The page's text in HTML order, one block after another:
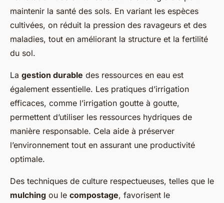
maintenir la santé des sols. En variant les espèces
cultivées, on réduit la pression des ravageurs et des
maladies, tout en améliorant la structure et la fertilité
du sol.
La gestion durable des ressources en eau est
également essentielle. Les pratiques d’irrigation
efficaces, comme l’irrigation goutte à goutte,
permettent d’utiliser les ressources hydriques de
manière responsable. Cela aide à préserver
l’environnement tout en assurant une productivité
optimale.
Des techniques de culture respectueuses, telles que le
mulching ou le compostage, favorisent le